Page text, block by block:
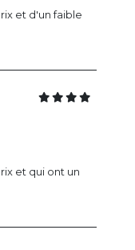
et d'un faible
et qui ont un